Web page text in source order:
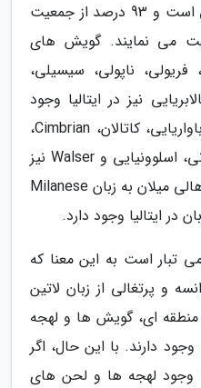
زبان رسمی این کشور ایتالیایی است و 93 درصد از جمعیت
می نمایند. گویش های
فریولی، ناپولی، سیسیلی،
نیز در ایتالیا وجود
دارند. بومی ها به زبان های باواریایی، کاتالان، Cimbrian،
کرسی، کرواتی، فرانسوی، یونانی، اسلوونیایی و Walser نیز
صحبت می نمایند. به علاوه، اهالی میلان به زبان Milanese
تبار است به این معنا که
و پرتغالی از زبان لاتین
ای، گویش ها و لهجه
وجود دارند. با این حال، اگر
با وجود لهجه ها و لحن های